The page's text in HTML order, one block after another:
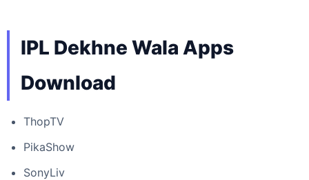
IPL Dekhne Wala Apps
Download
ThopTV
PikaShow
SonyLiv